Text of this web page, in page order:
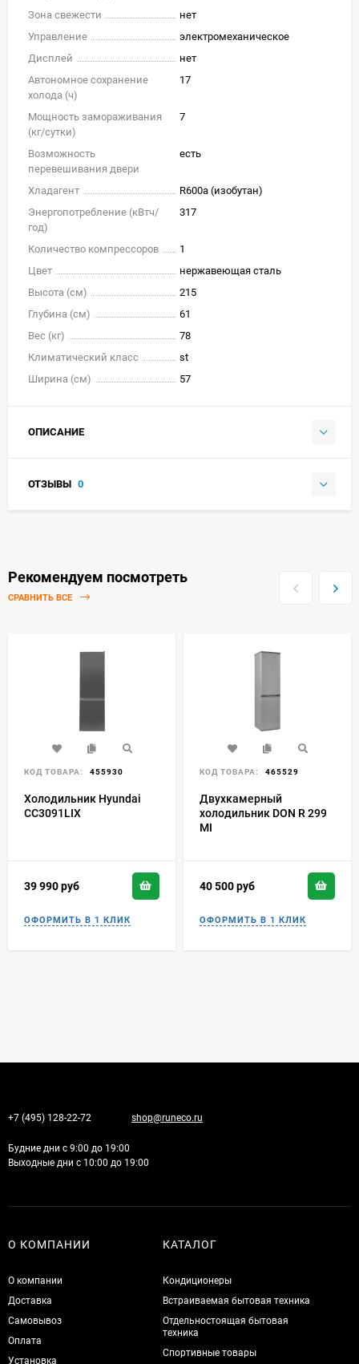
Зона свежести
нет
Управление
электромеханическое
Дисплей
нет
Автономное сохранение
холода (ч)
17
Мощность замораживания
(кг/cутки)
7
Возможность
перевешивания двери
есть
Хладагент
R600a (изобутан)
Энергопотребление (кВтч/
год)
317
Количество компрессоров
1
Цвет
нержавеющая сталь
Высота (см)
215
Глубина (см)
61
Вес (кг)
78
Климатический класс
st
Ширина (см)
57
ОПИСАНИЕ
ОТЗЫВЫ 0
Рекомендуем посмотреть
СРАВНИТЬ ВСЕ
КОД ТОВАРА: 455930
Холодильник Hyundai
CC3091LIX
39 990руб
КОД ТОВАРА: 465529
Двухкамерный
холодильник DON R 299
MI
40 500руб
+7 (495) 128-22-72 shop@runeco.ru
Будние дни с 9:00 до 19:00
Выходные дни с 10:00 до 19:00
О КОМПАНИИ
О компании
Доставка
Самовывоз
Оплата
Установка
КАТАЛОГ
Кондиционеры
Встраиваемая бытовая техника
Отдельностоящая бытовая
техника
Спортивные товары